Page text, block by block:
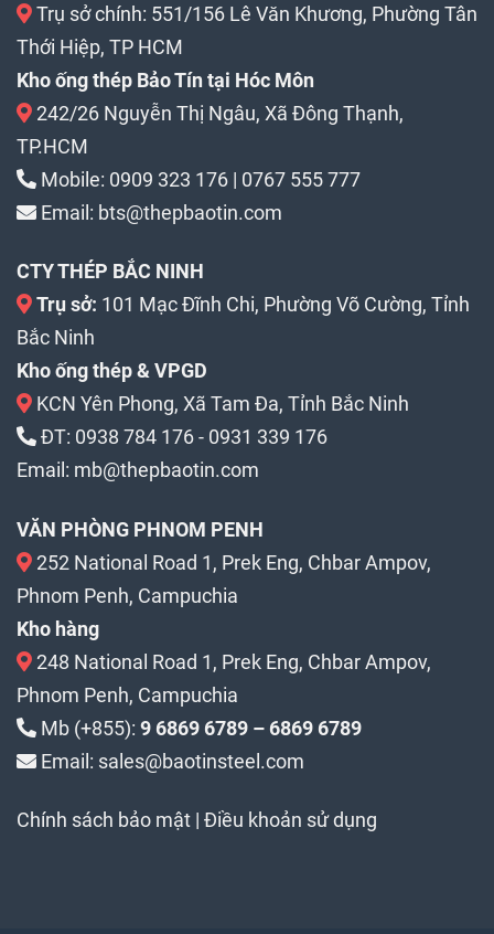
Trụ sở chính: 551/156 Lê Văn Khương, Phường Tân
Thới Hiệp, TP HCM
Kho ống thép Bảo Tín tại Hóc Môn
242/26 Nguyễn Thị Ngâu, Xã Đông Thạnh,
TP.HCM
Mobile: 0909 323 176 | 0767 555 777
Email: bts@thepbaotin.com
CTY THÉP BẮC NINH
Trụ sở: 101 Mạc Đĩnh Chi, Phường Võ Cường, Tỉnh
Bắc Ninh
Kho ống thép & VPGD
KCN Yên Phong, Xã Tam Đa, Tỉnh Bắc Ninh
ĐT: 0938 784 176- 0931 339 176
Email: mb@thepbaotin.com
VĂN PHÒNG PHNOM PENH
252 National Road 1, Prek Eng, Chbar Ampov,
Phnom Penh, Campuchia
Kho hàng
248 National Road 1, Prek Eng, Chbar Ampov,
Phnom Penh, Campuchia
Mb (+855): 9 6869 6789 – 6869 6789
Email: sales@baotinsteel.com
Chính sách bảo mật | Điều khoản sử dụng